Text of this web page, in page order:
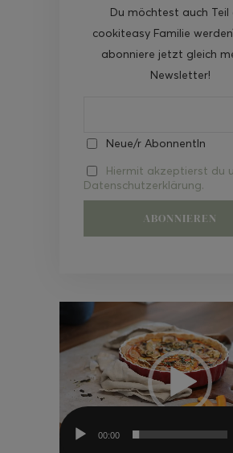
Du möchtest auch Teil
cookiteasy Familie
abonniere jetzt gleich
Newsletter!
Neue/r AbonnentIn
Hiermit akzeptierst du
Datenschutzerklärung.
Video-
00:00